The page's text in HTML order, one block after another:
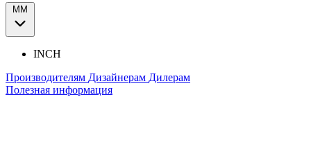
ММ
INCH
Производителям Дизайнерам Дилерам
Полезная информация